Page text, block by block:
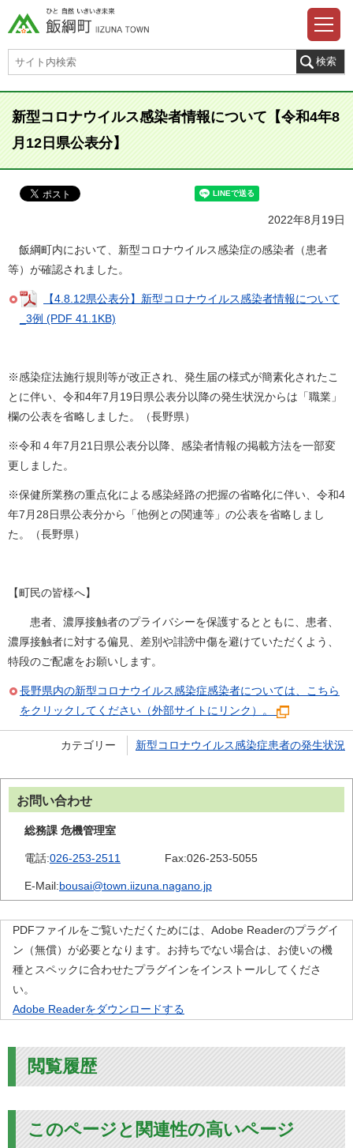
新型コロナウイルス感染者情報について【令和4年8
月12日県公表分】
2022年8月19日
飯綱町内において、新型コロナウイルス感染症の感染者（患者
等）が確認されました。
【4.8.12県公表分】新型コロナウイルス感染者情報について
_3例 (PDF 41.1KB)
※感染症法施行規則等が改正され、発生届の様式が簡素化されたこ
とに伴い、令和4年7月19日県公表分以降の発生状況からは「職業」
欄の公表を省略しました。（長野県）
※令和４年7月21日県公表分以降、感染者情報の掲載方法を一部変
更しました。
※保健所業務の重点化による感染経路の把握の省略化に伴い、令和4
年7月28日県公表分から「他例との関連等」の公表を省略しまし
た。（長野県）
【町民の皆様へ】
患者、濃厚接触者のプライバシーを保護するとともに、患者、
濃厚接触者に対する偏見、差別や誹謗中傷を避けていただくよう、
特段のご配慮をお願いします。
長野県内の新型コロナウイルス感染症感染者については、こちら
をクリックしてください（外部サイトにリンク）。
カテゴリー 新型コロナウイルス感染症患者の発生状況
お問い合わせ
総務課 危機管理室
電話:026-253-2511 Fax:026-253-5055
E-Mail:bousai@town.iizuna.nagano.jp
PDFファイルをご覧いただくためには、Adobe Readerのプラグイ
ン（無償）が必要となります。お持ちでない場合は、お使いの機
種とスペックに合わせたプラグインをインストールしてくださ
い。
Adobe Readerをダウンロードする
閲覧履歴
このページと関連性の高いページ